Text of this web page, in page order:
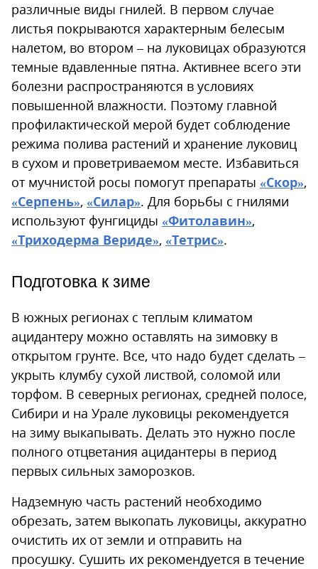
различные виды гнилей. В первом случае
листья покрываются характерным белесым
налетом, во втором – на луковицах образуются
темные вдавленные пятна. Активнее всего эти
болезни распространяются в условиях
повышенной влажности. Поэтому главной
профилактической мерой будет соблюдение
режима полива растений и хранение луковиц
в сухом и проветриваемом месте. Избавиться
от мучнистой росы помогут препараты «Скор»,
«Серпень», «Силар». Для борьбы с гнилями
используют фунгициды «Фитолавин»,
«Триходерма Вериде», «Тетрис».
Подготовка к зиме
В южных регионах с теплым климатом
ацидантеру можно оставлять на зимовку в
открытом грунте. Все, что надо будет сделать –
укрыть клумбу сухой листвой, соломой или
торфом. В северных регионах, средней полосе,
Сибири и на Урале луковицы рекомендуется
на зиму выкапывать. Делать это нужно после
полного отцветания ацидантеры в период
первых сильных заморозков.
Надземную часть растений необходимо
обрезать, затем выкопать луковицы, аккуратно
очистить их от земли и отправить на
просушку. Сушить их рекомендуется в течение